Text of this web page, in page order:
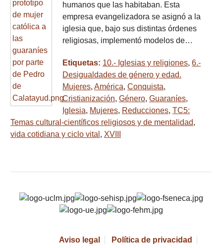
humanos que las habitaban. Esta
empresa evangelizadora se asignó a la
iglesia que, bajo sus distintas órdenes
religiosas, implementó modelos de…
Etiquetas: 10.- Iglesias y religiones, 6.-
Desigualdades de género y edad.
Mujeres, América, Conquista,
Cristianización, Género, Guaraníes,
Iglesia, Mujeres, Reducciones, TC5:
Temas cultural-científicos religiosos y de mentalidad,
vida cotidiana y ciclo vital , XVIII
Aviso legal
Política de privacidad